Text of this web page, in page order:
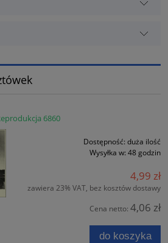
6860
Dostępność: duża ilość
Wysyłka w: 48 godzin
4,99 zł
zawiera 23% VAT, bez kosztów dostawy
Cena netto: 4,06 zł
do koszyka